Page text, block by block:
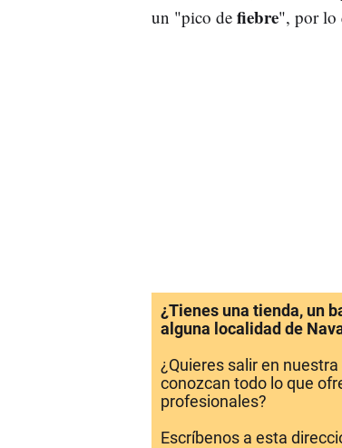
un "pico de fiebre", por lo
¿Tienes una tienda, un
alguna localidad de
¿Quieres salir en
conozcan todo lo que
profesionales?
Escríbenos a esta